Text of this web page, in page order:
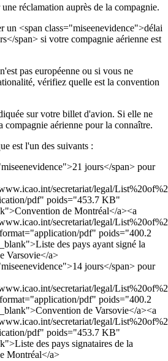
réclamation auprès de la compagnie.
un <span class="miseenevidence">délai
span> si votre compagnie aérienne est
pas européenne ou si vous ne
vérifiez quelle est la convention
sur votre billet d'avion. Si elle ne
compagnie aérienne pour la connaître.
est l'un des suivants :
jours</span> pour
secretariat/legal/
pdf" poids="453.7 KB"
de Montréal</a><a
secretariat/legal/
pdf" poids="400.2
des pays ayant signé la
Varsovie</a>
jours</span> pour
secretariat/legal/
pdf" poids="400.2
de Varsovie</a><a
secretariat/legal/
pdf" poids="453.7 KB"
des pays signataires de la
Montréal</a>